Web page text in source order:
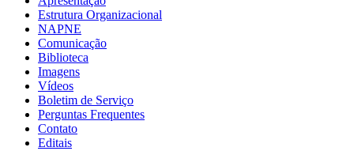
Estrutura Organizacional
NAPNE
Comunicação
Biblioteca
Imagens
Vídeos
Boletim de Serviço
Perguntas Frequentes
Contato
Editais